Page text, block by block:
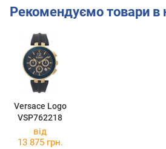
Рекомендуємо товари в
Versace Logo
VSP762218
від
13 875 грн.